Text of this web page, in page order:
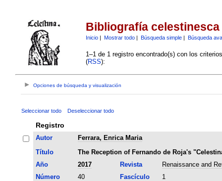
Bibliografía celestinesca
Inicio| Mostrar todo| Búsqueda simple| Búsqueda
1–1 de 1 registro encontrado(s) con los
(RSS):
Opciones de búsqueda y visualización
Seleccionar todo Deseleccionar todo
Registro
Autor
Ferrara, Enrica Maria
Título
The Reception of Fernando de Roja's
Año
2017 Revista
Renaissance and
Número
40 Fascículo
1